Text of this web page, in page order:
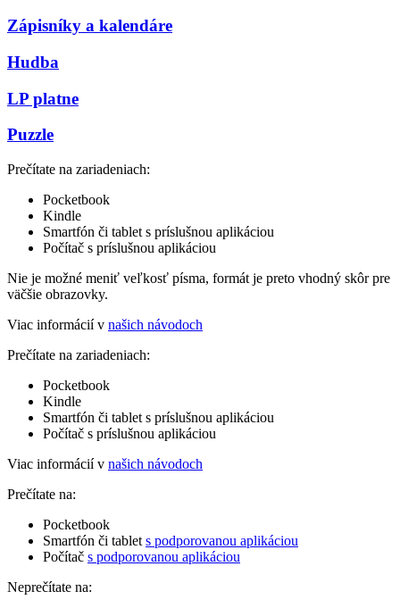
Zápisníky a kalendáre
Hudba
LP platne
Puzzle
Prečítate na zariadeniach:
Pocketbook
Kindle
Smartfón či tablet s príslušnou aplikáciou
Počítač s príslušnou aplikáciou
Nie je možné meniť veľkosť písma, formát je preto vhodný skôr pre
väčšie obrazovky.
Viac informácií v našich návodoch
Prečítate na zariadeniach:
Pocketbook
Kindle
Smartfón či tablet s príslušnou aplikáciou
Počítač s príslušnou aplikáciou
Viac informácií v našich návodoch
Prečítate na:
Pocketbook
Smartfón či tablet s podporovanou aplikáciou
Počítač s podporovanou aplikáciou
Neprečítate na: